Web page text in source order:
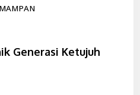
Generasi Ketujuh